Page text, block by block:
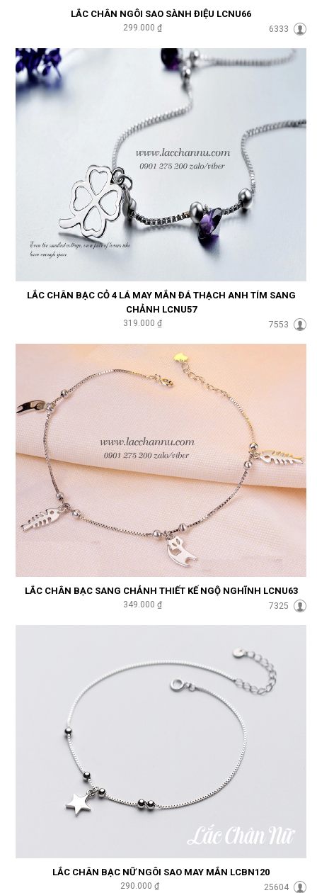
LẮC CHÂN NGÔI SAO SÀNH ĐIỆU LCNU66
299.000 ₫ 6333
LẮC CHÂN BẠC CỎ 4 LÁ MAY MẮN ĐÁ THẠCH ANH TÍM SANG
CHẢNH LCNU57
319.000 ₫ 7553
LẮC CHÂN BẠC SANG CHẢNH THIẾT KẾ NGỘ NGHĨNH LCNU63
349.000 ₫ 7325
LẮC CHÂN BẠC NỮ NGÔI SAO MAY MẮN LCBN120
290.000 ₫ 25604